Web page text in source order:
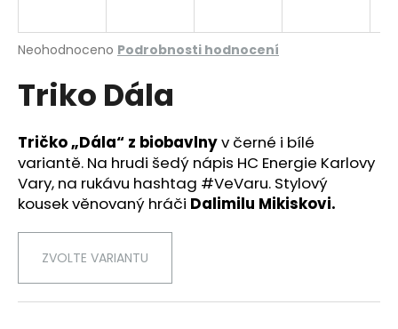
Průměrné
produktu
z
5
hvězdiček.
Neohodnoceno Podrobnosti hodnocení
Triko Dála
Tričko „Dála“ z biobavlnyv černé i bílé
variantě. Na hrudi šedý nápis HC Energie Karlovy
Vary, na rukávu hashtag #VeVaru. Stylový
kousek věnovaný hráči Dalimilu Mikiskovi.
ZVOLTE VARIANTU
j
t
?
HLEDAT
D
o